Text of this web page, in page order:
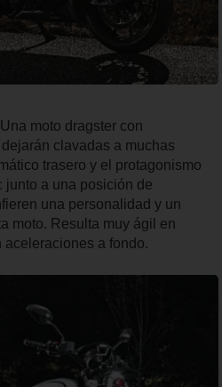
moto dragster con
clavadas a muchas
trasero y el protagonismo
junto a una posición de
una personalidad y un
moto. Resulta muy ágil en
a fondo.